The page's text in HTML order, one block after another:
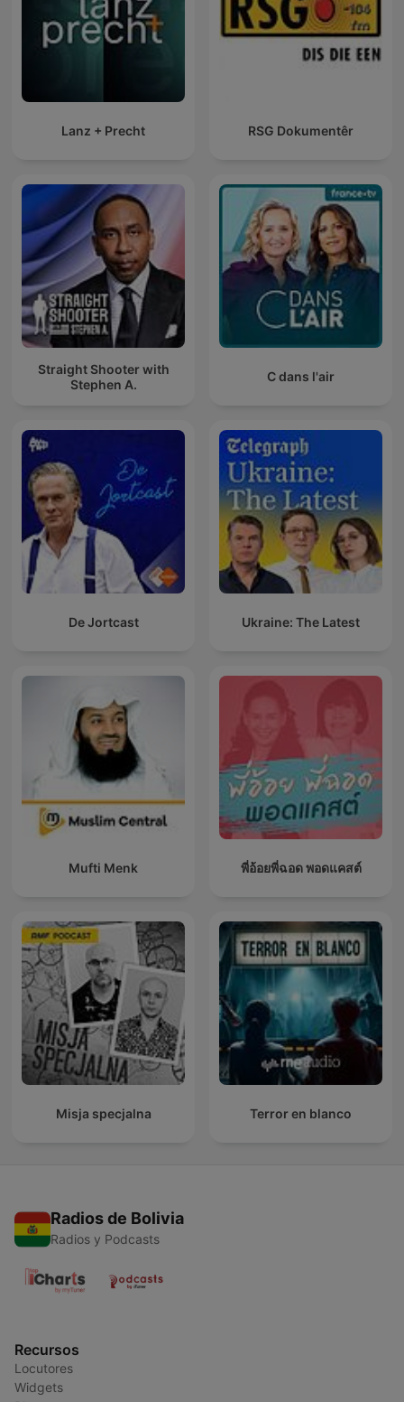
Lanz + Precht RSG Dokumentêr
Straight Shooter with
Stephen A.
C dans l'air
De Jortcast Ukraine: The Latest
Mufti Menk พี่อ้อยพี่ฉอด พอดแคสต์
Misja specjalna Terror en blanco
Radios de Bolivia
Radios y Podcasts
Recursos
Locutores
Widgets